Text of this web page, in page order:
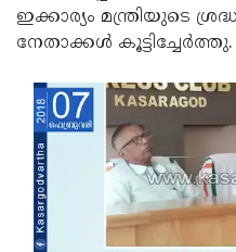
ഇക്കാര്യം മന്ത്രിയുടെ
നേതാക്കള്‍ കൂട്ടിച്ചേര്‍ത്തു.